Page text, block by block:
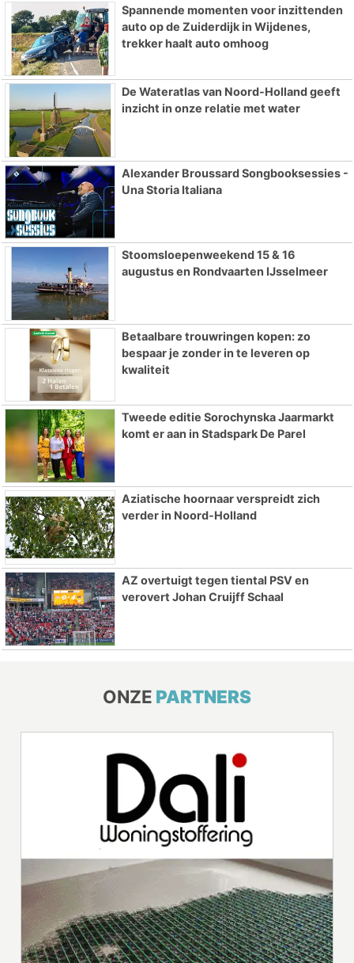
Spannende momenten voor inzittenden
auto op de Zuiderdijk in Wijdenes,
trekker haalt auto omhoog
De Wateratlas van Noord-Holland geeft
inzicht in onze relatie met water
Alexander Broussard Songbooksessies -
Una Storia Italiana
Stoomsloepenweekend 15 & 16
augustus en Rondvaarten IJsselmeer
Betaalbare trouwringen kopen: zo
bespaar je zonder in te leveren op
kwaliteit
Tweede editie Sorochynska Jaarmarkt
komt er aan in Stadspark De Parel
Aziatische hoornaar verspreidt zich
verder in Noord-Holland
AZ overtuigt tegen tiental PSV en
verovert Johan Cruijff Schaal
ONZE PARTNERS